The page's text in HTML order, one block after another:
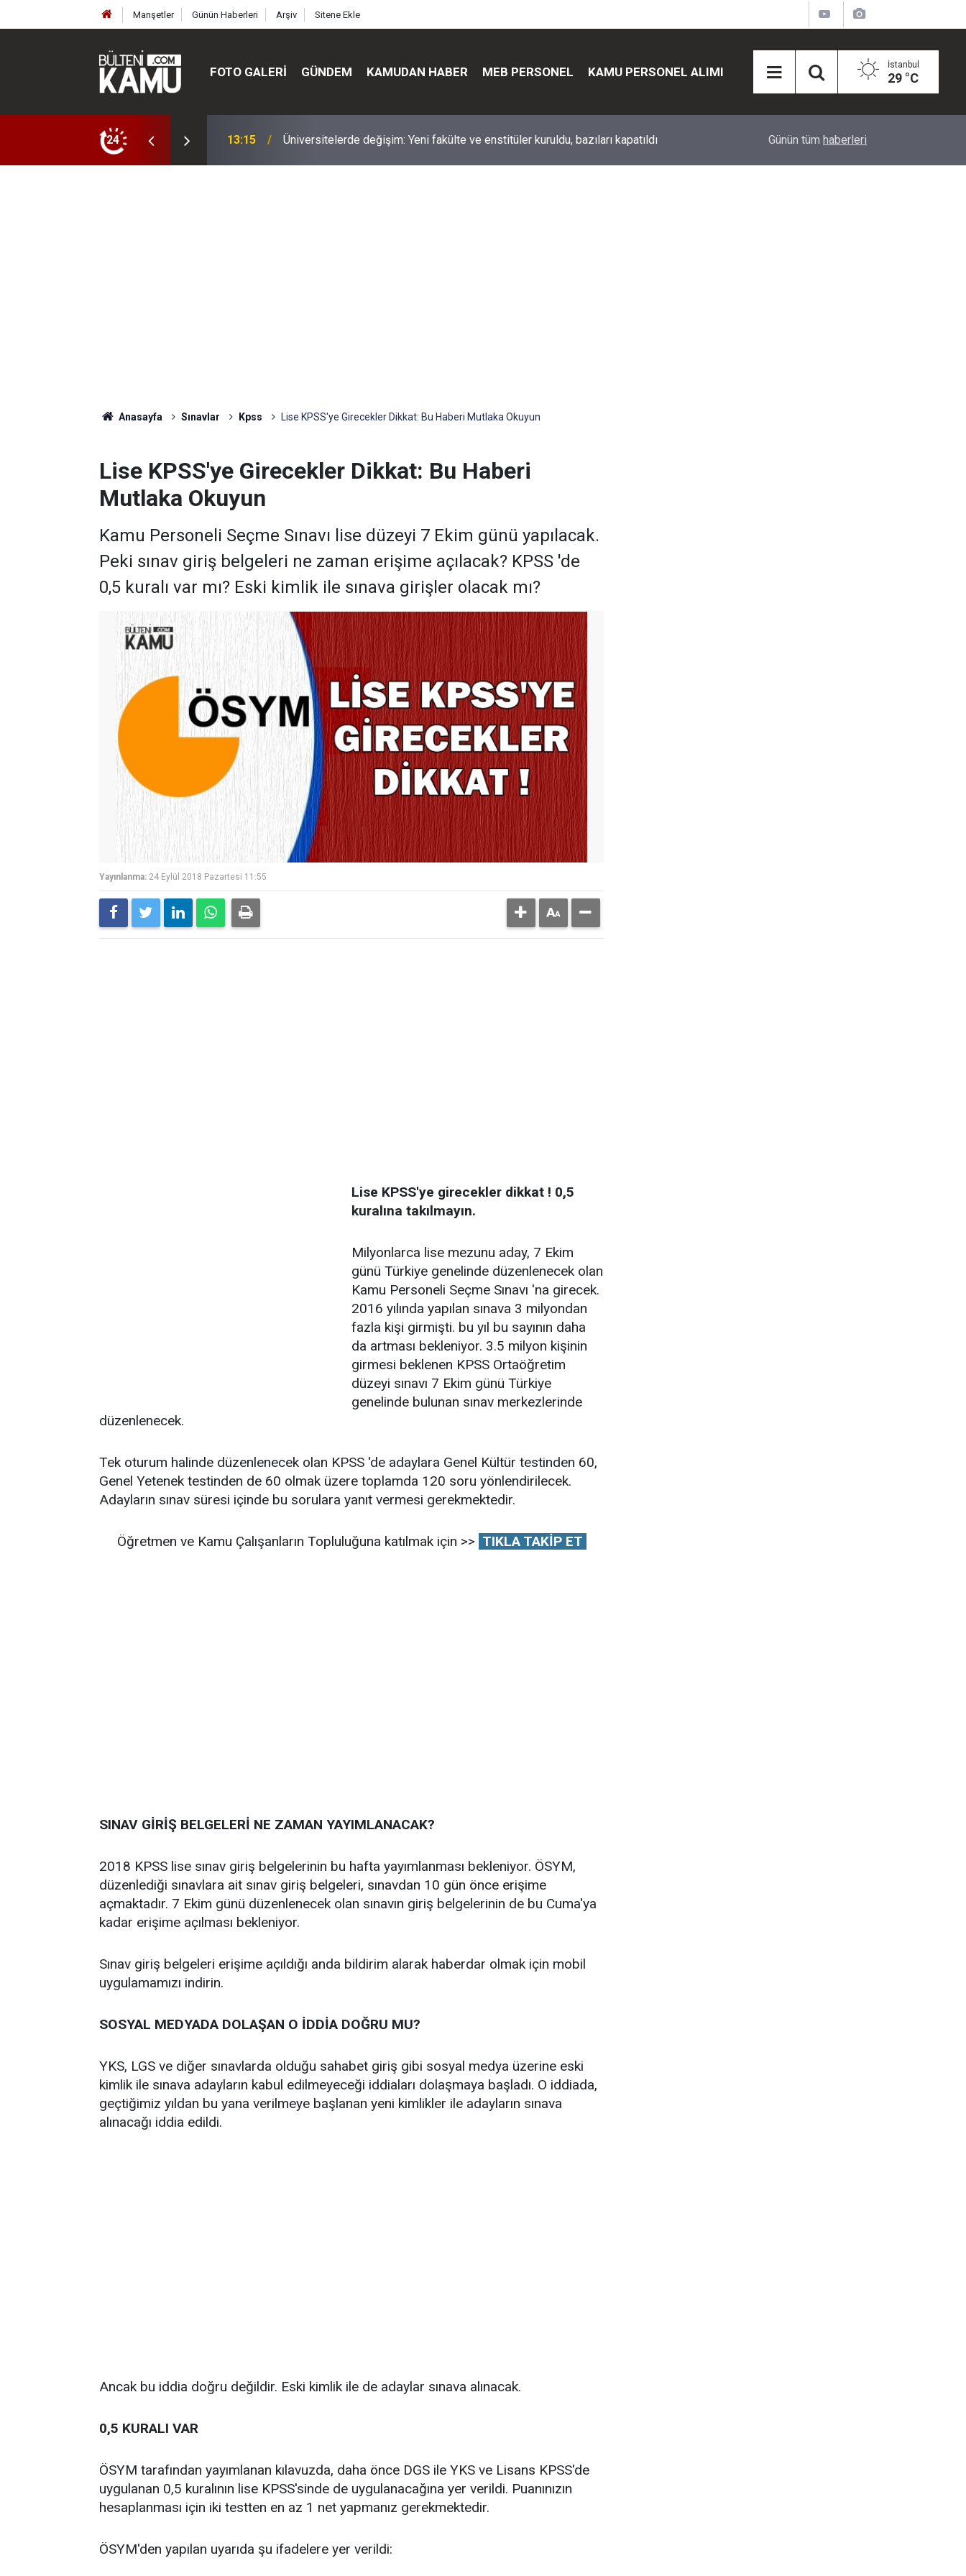
Manşetler Günün Haberleri Arşiv Sitene Ekle
FOTO GALERI GÜNDEM KAMUDAN HABER MEB PERSONEL KAMU PERSONEL ALIMI İstanbul
29 °C
24
ve enstitüler kuruldu, bazıları kapatıldı 13:00 MEB’de üst düzey değişim: Genel müdürler değişti, yeni isimler atandı Eğiti Bir Sen'den Kadınlar İçin Olay Teklif:
Günün tüm haberleri
Anasayfa Sınavlar Kpss Lise KPSS'ye Girecekler Dikkat: Bu Haberi Mutlaka Okuyun
Lise KPSS'ye Girecekler Dikkat: Bu Haberi
Mutlaka Okuyun
Kamu Personeli Seçme Sınavı lise düzeyi 7 Ekim günü yapılacak.
Peki sınav giriş belgeleri ne zaman erişime açılacak? KPSS 'de
0,5 kuralı var mı? Eski kimlik ile sınava girişler olacak mı?
Yayınlanma: 24 Eylül 2018 Pazartesi 11:55
Lise KPSS'ye girecekler dikkat ! 0,5
kuralına takılmayın.
Milyonlarca lise mezunu aday, 7 Ekim
günü Türkiye genelinde düzenlenecek olan
Kamu Personeli Seçme Sınavı 'na girecek.
2016 yılında yapılan sınava 3 milyondan
fazla kişi girmişti. bu yıl bu sayının daha
da artması bekleniyor. 3.5 milyon kişinin
girmesi beklenen KPSS Ortaöğretim
düzeyi sınavı 7 Ekim günü Türkiye
genelinde bulunan sınav merkezlerinde
düzenlenecek.
Tek oturum halinde düzenlenecek olan KPSS 'de adaylara Genel Kültür testinden 60,
Genel Yetenek testinden de 60 olmak üzere toplamda 120 soru yönlendirilecek.
Adayların sınav süresi içinde bu sorulara yanıt vermesi gerekmektedir.
Öğretmen ve Kamu Çalışanların Topluluğuna katılmak için >> TIKLA TAKİP ET
SINAV GİRİŞ BELGELERİ NE ZAMAN YAYIMLANACAK?
2018 KPSS lise sınav giriş belgelerinin bu hafta yayımlanması bekleniyor. ÖSYM,
düzenlediği sınavlara ait sınav giriş belgeleri, sınavdan 10 gün önce erişime
açmaktadır. 7 Ekim günü düzenlenecek olan sınavın giriş belgelerinin de bu Cuma'ya
kadar erişime açılması bekleniyor.
Sınav giriş belgeleri erişime açıldığı anda bildirim alarak haberdar olmak için mobil
uygulamamızı indirin.
SOSYAL MEDYADA DOLAŞAN O İDDİA DOĞRU MU?
YKS, LGS ve diğer sınavlarda olduğu sahabet giriş gibi sosyal medya üzerine eski
kimlik ile sınava adayların kabul edilmeyeceği iddiaları dolaşmaya başladı. O iddiada,
geçtiğimiz yıldan bu yana verilmeye başlanan yeni kimlikler ile adayların sınava
alınacağı iddia edildi.
Ancak bu iddia doğru değildir. Eski kimlik ile de adaylar sınava alınacak.
0,5 KURALI VAR
ÖSYM tarafından yayımlanan kılavuzda, daha önce DGS ile YKS ve Lisans KPSS'de
uygulanan 0,5 kuralının lise KPSS'sinde de uygulanacağına yer verildi. Puanınızın
hesaplanması için iki testten en az 1 net yapmanız gerekmektedir.
ÖSYM'den yapılan uyarıda şu ifadelere yer verildi: